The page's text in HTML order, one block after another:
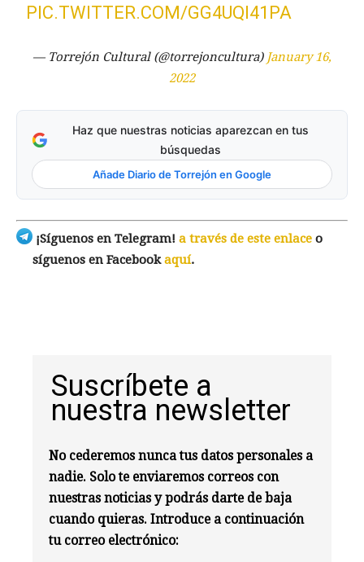
PIC.TWITTER.COM/GG4UQI41PA
— Torrejón Cultural (@torrejoncultura) January 16,
2022
Haz que nuestras noticias aparezcan en tus
búsquedas
Añade Diario de Torrejón en Google
¡Síguenos en Telegram! a través de este enlace o
síguenos en Facebookaquí.
Suscríbete a
nuestra newsletter
No cederemos nunca tus datos personales a
nadie. Solo te enviaremos correos con
nuestras noticias y podrás darte de baja
cuando quieras. Introduce a continuación
tu correo electrónico: